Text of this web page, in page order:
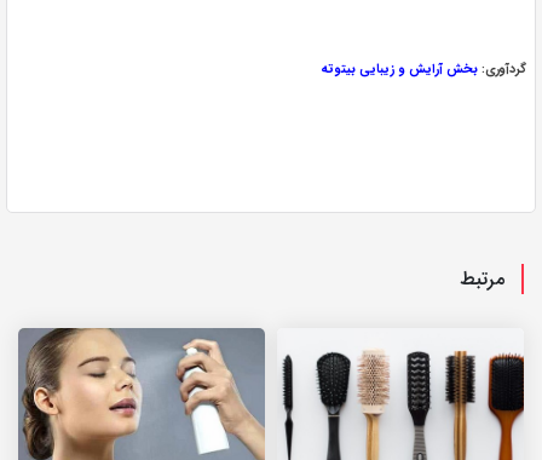
گردآوری:بخش آرایش و زیبایی بیتوته
مرتبط